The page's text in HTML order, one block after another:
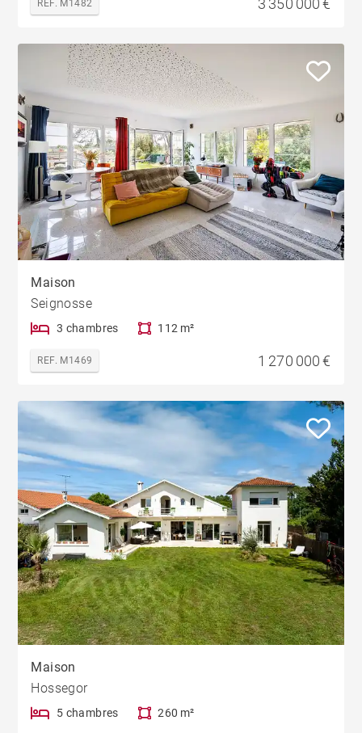
REF. M1482
Maison
Seignosse
3 chambres 112 m²
REF. M1469 1 270 000 €
Maison
Hossegor
5 chambres 260 m²